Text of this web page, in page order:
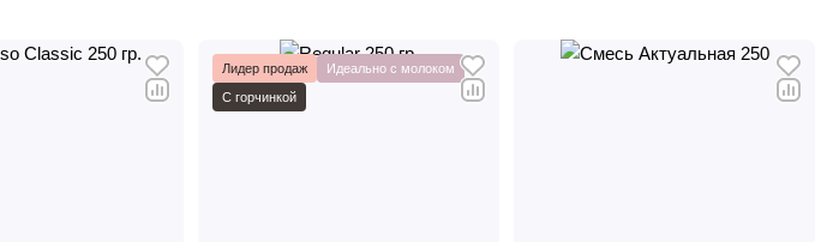
Лидер продаж
Идеально с молоком
С горчинкой